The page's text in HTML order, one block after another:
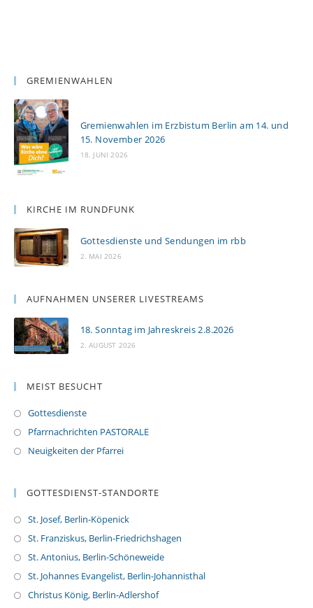
GREMIENWAHLEN
Gremienwahlen im Erzbistum Berlin am 14. und
15. November 2026
18. JUNI 2026
KIRCHE IM RUNDFUNK
Gottesdienste und Sendungen im rbb
2. MAI 2026
AUFNAHMEN UNSERER LIVESTREAMS
18. Sonntag im Jahreskreis 2.8.2026
2. AUGUST 2026
MEIST BESUCHT
Gottesdienste
Pfarrnachrichten PASTORALE
Neuigkeiten der Pfarrei
GOTTESDIENST-STANDORTE
St. Josef, Berlin-Köpenick
St. Franziskus, Berlin-Friedrichshagen
St. Antonius, Berlin-Schöneweide
St. Johannes Evangelist, Berlin-Johannisthal
Christus König, Berlin-Adlershof